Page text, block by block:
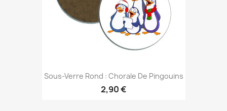
Sous-Verre Rond : Chorale De Pingouins
2,90 €